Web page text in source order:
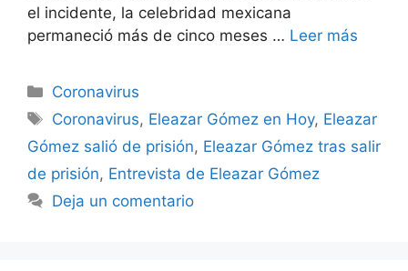
el incidente, la celebridad mexicana
permaneció más de cinco meses … Leer más
Categorías
Coronavirus
Etiquetas
Coronavirus, Eleazar Gómez en Hoy, Eleazar
Gómez salió de prisión, Eleazar Gómez tras salir
de prisión, Entrevista de Eleazar Gómez
Deja un comentario